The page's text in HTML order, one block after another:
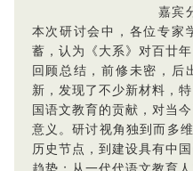
嘉宾
本次研讨会中，各位专家
蓄，认为《大系》对百廿
回顾总结，前修未密，后
新，发现了不少新材料，
国语文教育的贡献，对当
意义。研讨视角独到而多
历史节点，到建设具有中
趋势；从一代代语文教育